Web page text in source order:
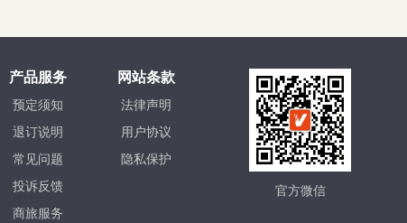
产品服务
预定须知
退订说明
常见问题
投诉反馈
商旅服务
网站条款
法律声明
用户协议
隐私保护
官方微信